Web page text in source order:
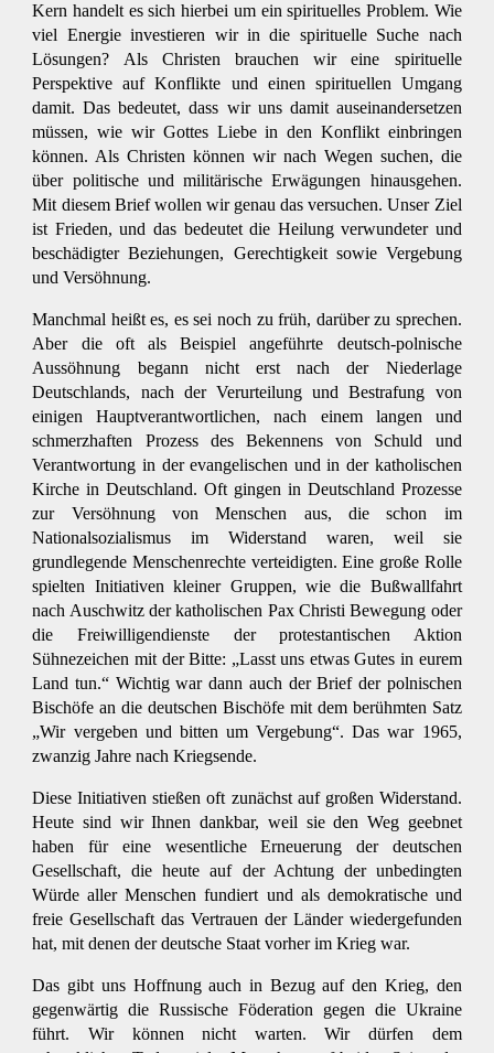
Kern handelt es sich hierbei um ein spirituelles Problem. Wie
viel Energie investieren wir in die spirituelle Suche nach
Lösungen? Als Christen brauchen wir eine spirituelle
Perspektive auf Konflikte und einen spirituellen Umgang
damit. Das bedeutet, dass wir uns damit auseinandersetzen
müssen, wie wir Gottes Liebe in den Konflikt einbringen
können. Als Christen können wir nach Wegen suchen, die
über politische und militärische Erwägungen hinausgehen.
Mit diesem Brief wollen wir genau das versuchen. Unser Ziel
ist Frieden, und das bedeutet die Heilung verwundeter und
beschädigter Beziehungen, Gerechtigkeit sowie Vergebung
und Versöhnung.
Manchmal heißt es, es sei noch zu früh, darüber zu sprechen.
Aber die oft als Beispiel angeführte deutsch-polnische
Aussöhnung begann nicht erst nach der Niederlage
Deutschlands, nach der Verurteilung und Bestrafung von
einigen Hauptverantwortlichen, nach einem langen und
schmerzhaften Prozess des Bekennens von Schuld und
Verantwortung in der evangelischen und in der katholischen
Kirche in Deutschland. Oft gingen in Deutschland Prozesse
zur Versöhnung von Menschen aus, die schon im
Nationalsozialismus im Widerstand waren, weil sie
grundlegende Menschenrechte verteidigten. Eine große Rolle
spielten Initiativen kleiner Gruppen, wie die Bußwallfahrt
nach Auschwitz der katholischen Pax Christi Bewegung oder
die Freiwilligendienste der protestantischen Aktion
Sühnezeichen mit der Bitte: „Lasst uns etwas Gutes in eurem
Land tun.“ Wichtig war dann auch der Brief der polnischen
Bischöfe an die deutschen Bischöfe mit dem berühmten Satz
„Wir vergeben und bitten um Vergebung“. Das war 1965,
zwanzig Jahre nach Kriegsende.
Diese Initiativen stießen oft zunächst auf großen Widerstand.
Heute sind wir Ihnen dankbar, weil sie den Weg geebnet
haben für eine wesentliche Erneuerung der deutschen
Gesellschaft, die heute auf der Achtung der unbedingten
Würde aller Menschen fundiert und als demokratische und
freie Gesellschaft das Vertrauen der Länder wiedergefunden
hat, mit denen der deutsche Staat vorher im Krieg war.
Das gibt uns Hoffnung auch in Bezug auf den Krieg, den
gegenwärtig die Russische Föderation gegen die Ukraine
führt. Wir können nicht warten. Wir dürfen dem